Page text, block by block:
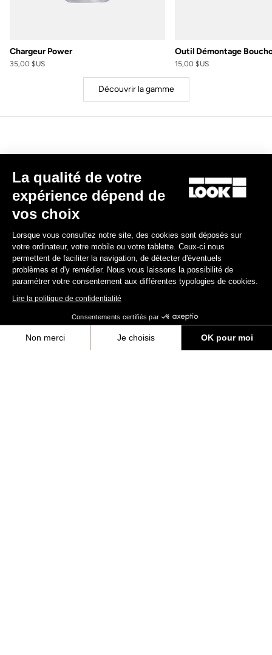
Découvrir la gamme
Chargeur Power
35,00 $US
Outil Démontage
15,00 $US
Découvrir
Programme de garantie LOOK+
Enregistrer
Manuel d'utilisation
Téléchargez
La qualité de votre
expérience dépend de
vos choix
Lorsque vous consultez notre site, des cookies sont déposés sur
votre ordinateur, votre mobile ou votre tablette. Ceux-ci nous
permettent de faciliter la navigation, de détecter d'éventuels
problèmes et d'y remédier. Nous vous laissons la possibilité de
paramétrer votre consentement aux différentes typologies de cookies.
Lire la politique de confidentialité
Consentements certifiés par
Non merci Je choisis
OK pour moi